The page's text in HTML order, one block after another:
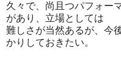
久々で、尚且つパフォー
があり、立場としては
難しさが当然あるが、今
かりしておきたい。